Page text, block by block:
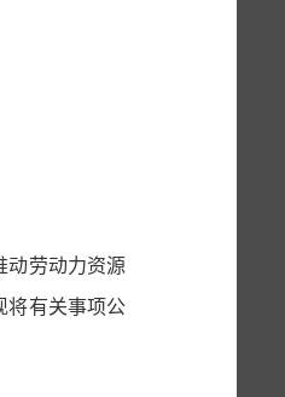
动劳动力资源
将有关事项公